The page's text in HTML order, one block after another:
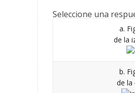
Seleccione una
a.
de la
b.
de la